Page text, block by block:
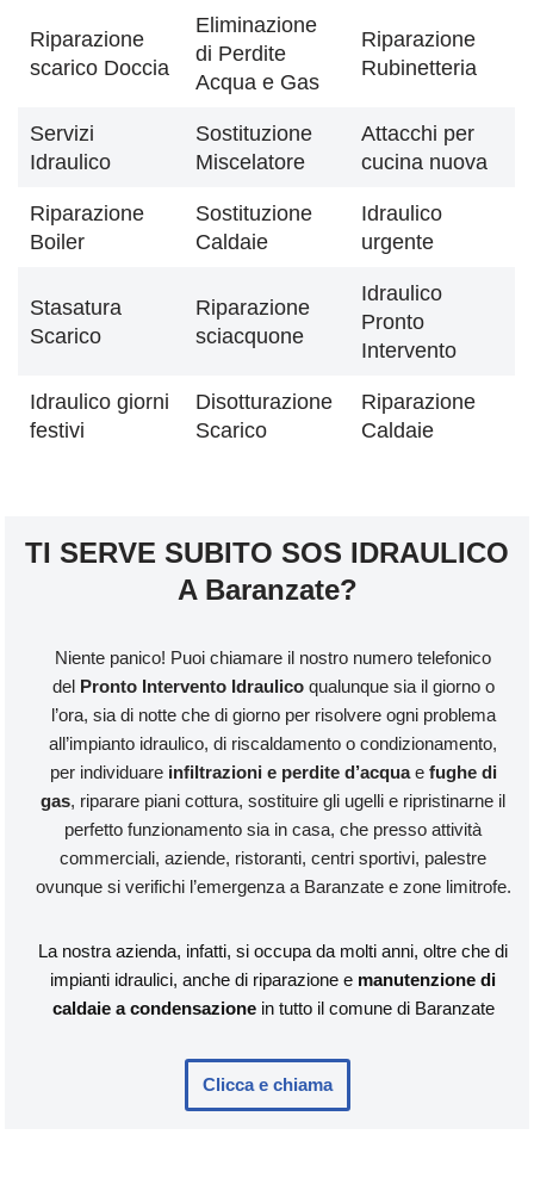
Riparazione
scarico Doccia
Eliminazione
di Perdite
Acqua e Gas
Riparazione
Rubinetteria
Servizi
Idraulico
Sostituzione
Miscelatore
Attacchi per
cucina nuova
Riparazione
Boiler
Sostituzione
Caldaie
Idraulico
urgente
Stasatura
Scarico
Riparazione
sciacquone
Idraulico
Pronto
Intervento
Idraulico giorni
festivi
Disotturazione
Scarico
Riparazione
Caldaie
TI SERVE SUBITO SOS IDRAULICO
A Baranzate?
Niente panico! Puoi chiamare il nostro numero telefonico
del Pronto Intervento Idraulicoqualunque sia il giorno o
l’ora, sia di notte che di giorno per risolvere ogni problema
all’impianto idraulico, di riscaldamento o condizionamento,
per individuare infiltrazioni e perdite d’acquae fughe di
gas, riparare piani cottura, sostituire gli ugelli e ripristinarne il
perfetto funzionamento sia in casa, che presso attività
commerciali, aziende, ristoranti, centri sportivi, palestre
ovunque si verifichi l’emergenza a Baranzate e zone limitrofe.
La nostra azienda, infatti, si occupa da molti anni, oltre che di
impianti idraulici, anche di riparazione e manutenzione di
caldaie a condensazionein tutto il comune di Baranzate
Clicca e chiama